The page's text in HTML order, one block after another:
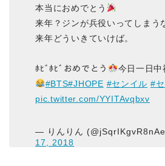
本当におめでとう
来年？ジンが兵役いってしまう
来年どういきていけば。
ﾎﾋﾞﾎﾋﾞおめでとう 今日一日中
#BTS#JHOPE #センイル #
pic.twitter.com/YYITAvqbxv
— りんりん
17, 2018